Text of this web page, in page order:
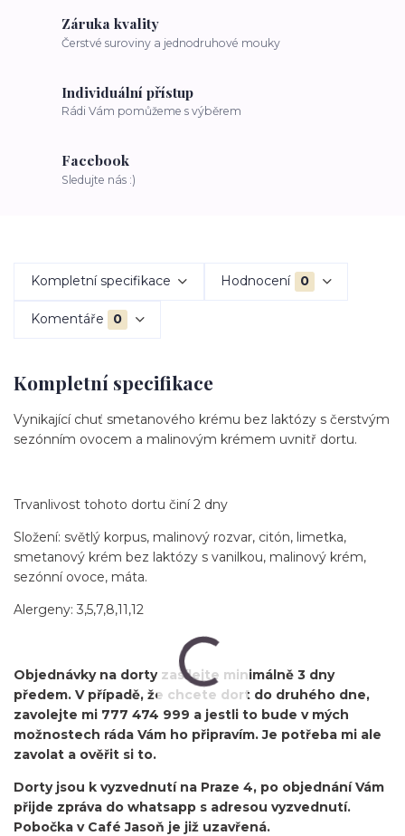
Záruka kvality
Čerstvé suroviny a jednodruhové mouky
Individuální přístup
Rádi Vám pomůžeme s výběrem
Facebook
Sledujte nás :)
Kompletní specifikace Hodnocení 0
Komentáře 0
Kompletní specifikace
Vynikající chuť smetanového krému bez laktózy s čerstvým
sezónním ovocem a malinovým krémem uvnitř dortu.
Trvanlivost tohoto dortu činí 2 dny
Složení: světlý korpus, malinový rozvar, citón, limetka,
smetanový krém bez laktózy s vanilkou, malinový krém,
sezónní ovoce, máta.
Alergeny: 3,5,7,8,11,12
Objednávky na dorty zasílejte minimálně 3 dny
předem. V případě, že chcete dort do druhého dne,
zavolejte mi 777 474 999 a jestli to bude v mých
možnostech ráda Vám ho připravím. Je potřeba mi ale
zavolat a ověřit si to.
Dorty jsou k vyzvednutí na Praze 4, po objednání Vám
přijde zpráva do whatsapp s adresou vyzvednutí.
Pobočka v Café Jasoň je již uzavřená.